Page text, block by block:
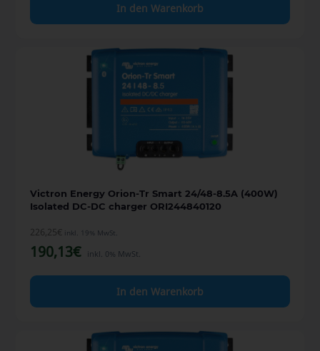
In den Warenkorb
Victron Energy Orion-Tr Smart 24/48-8.5A (400W)
Isolated DC-DC charger ORI244840120
226,25€ inkl. 19% MwSt.
190,13€ inkl. 0% MwSt.
In den Warenkorb